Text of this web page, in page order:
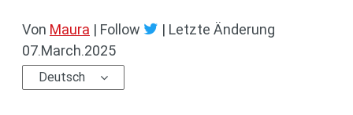
Von Maura | Follow | Letzte Änderung
07.March.2025
Deutsch